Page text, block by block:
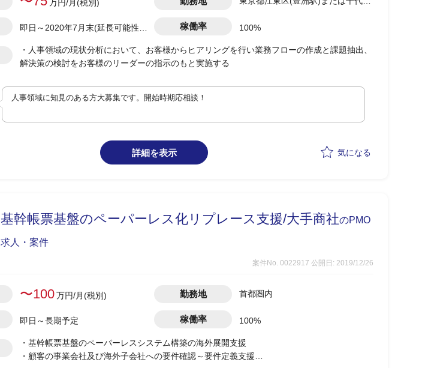
万円/月(税別)
即日～2020年7月末(延長可能性あ
稼働率 100%
・人事領域の現状分析において、お客様からヒアリングを行い業務フローの作成と課題抽出、
解決策の検討をお客様のリーダーの指示のもと実施する
人事領域に知見のある方大募集です。開始時期応相談！
詳細を表示 気になる
基幹帳票基盤のペーパーレス化リプレース支援/大手商社のPMO
求人・案件
案件No. 0022917 公開日: 2019/12/26
〜100万円/月(税別) 勤務地 首都圏内
即日～長期予定 稼働率 100%
・基幹帳票基盤のペーパーレスシステム構築の海外展開支援
・顧客の事業会社及び海外子会社への要件確認～要件定義支援